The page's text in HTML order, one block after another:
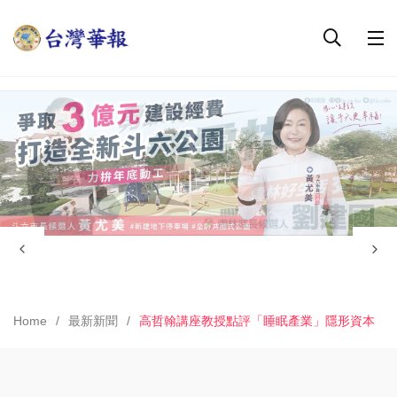
Home 最新新聞 高哲翰講座教授點評「睡眠產業」隱形資本